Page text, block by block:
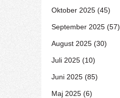
Oktober 2025 (45)
September 2025 (57)
August 2025 (30)
Juli 2025 (10)
Juni 2025 (85)
Maj 2025 (6)